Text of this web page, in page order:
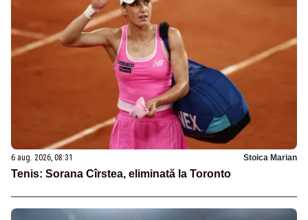
6 aug. 2026, 08:31 Stoica Marian
Tenis: Sorana Cîrstea, eliminată la Toronto